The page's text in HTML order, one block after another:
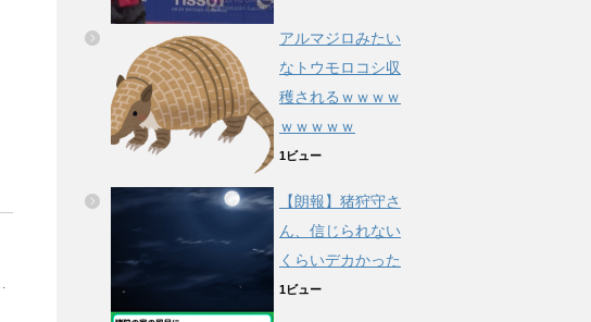
アルマジロみたい
なトウモロコシ収
穫されるｗｗｗｗ
ｗｗｗｗｗ
1ビュー
【朗報】猪狩守さ
ん、信じられない
くらいデカかった
1ビュー